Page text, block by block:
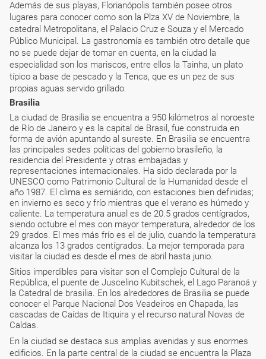
Además de sus playas, Florianópolis también posee otros
lugares para conocer como son la Plza XV de Noviembre, la
catedral Metropolitana, el Palacio Cruz e Souza y el Mercado
Público Municipal. La gastronomía es también otro detalle que
no se puede dejar de tomar en cuenta, en la ciudad la
especialidad son los mariscos, entre ellos la Tainha, un plato
típico a base de pescado y la Tenca, que es un pez de sus
propias aguas servido grillado.
Brasilia
La ciudad de Brasilia se encuentra a 950 kilómetros al noroeste
de Río de Janeiro y es la capital de Brasil, fue construida en
forma de avión apuntando al sureste. En Brasilia se encuentra
las principales sedes políticas del gobierno brasileño, la
residencia del Presidente y otras embajadas y
representaciones internacionales. Ha sido declarada por la
UNESCO como Patrimonio Cultural de la Humanidad desde el
año 1987. El clima es semiárido, con estaciones bien definidas;
en invierno es seco y frío mientras que el verano es húmedo y
caliente. La temperatura anual es de 20.5 grados centígrados,
siendo octubre el mes con mayor temperatura, alrededor de los
29 grados. El mes más frío es el de julio, cuando la temperatura
alcanza los 13 grados centígrados. La mejor temporada para
visitar la ciudad es desde el mes de abril hasta junio.
Sitios imperdibles para visitar son el Complejo Cultural de la
República, el puente de Juscelino Kubitschek, el Lago Paranoá y
la Catedral de brasilia. En los alrededores de Brasilia se puede
conocer el Parque Nacional Dos Veadeiros en Chapada, las
cascadas de Caídas de Itiquira y el recurso natural Novas de
Caldas.
En la ciudad se destaca sus amplias avenidas y sus enormes
edificios. En la parte central de la ciudad se encuentra la Plaza